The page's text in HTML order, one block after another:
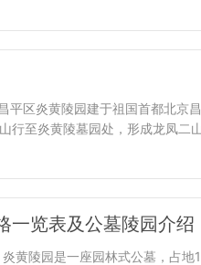
区炎黄陵园建于祖国首都北京
行至炎黄陵墓园处，形成龙凤二
一览表及公墓陵园介绍
黄陵园是一座园林式公墓，占